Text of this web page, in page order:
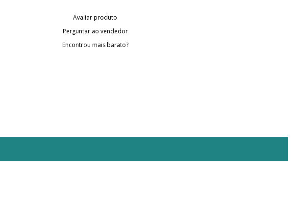
Avaliar produto
Perguntar ao vendedor
Encontrou mais barato?